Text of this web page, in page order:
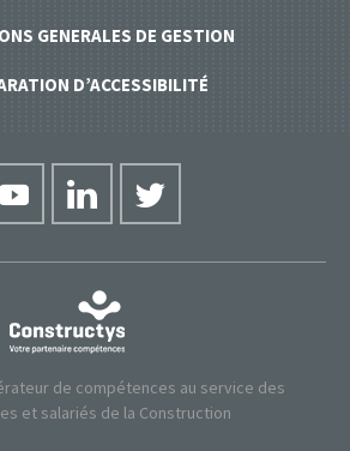
GENERALES DE GESTION
D’ACCESSIBILITÉ
de compétences au service des
et salariés de la Construction